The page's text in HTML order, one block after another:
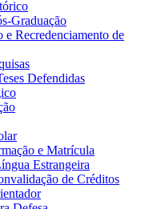
Graduação
e Recredenciamento de
Defendidas
e Matrícula
Estrangeira
de Créditos